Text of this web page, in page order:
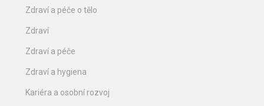
Zdraví a péče o tělo
Zdraví
Zdraví a péče
Zdraví a hygiena
Kariéra a osobní rozvoj